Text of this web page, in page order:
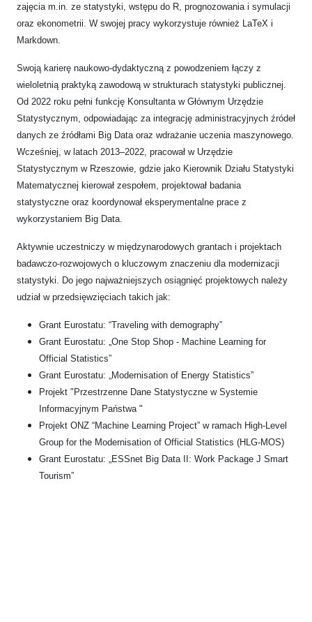
zajęcia m.in. ze statystyki, wstępu do R, prognozowania i symulacji
oraz ekonometrii. W swojej pracy wykorzystuje również LaTeX i
Markdown.
Swoją karierę naukowo-dydaktyczną z powodzeniem łączy z
wieloletnią praktyką zawodową w strukturach statystyki publicznej.
Od 2022 roku pełni funkcję Konsultanta w Głównym Urzędzie
Statystycznym, odpowiadając za integrację administracyjnych źródeł
danych ze źródłami Big Data oraz wdrażanie uczenia maszynowego.
Wcześniej, w latach 2013–2022, pracował w Urzędzie
Statystycznym w Rzeszowie, gdzie jako Kierownik Działu Statystyki
Matematycznej kierował zespołem, projektował badania
statystyczne oraz koordynował eksperymentalne prace z
wykorzystaniem Big Data.
Aktywnie uczestniczy w międzynarodowych grantach i projektach
badawczo-rozwojowych o kluczowym znaczeniu dla modernizacji
statystyki. Do jego najważniejszych osiągnięć projektowych należy
udział w przedsięwzięciach takich jak:
Grant Eurostatu: “Traveling with demography”
Grant Eurostatu: „One Stop Shop - Machine Learning for
Official Statistics”
Grant Eurostatu: „Modernisation of Energy Statistics”
Projekt "Przestrzenne Dane Statystyczne w Systemie
Informacyjnym Państwa "
Projekt ONZ “Machine Learning Project” w ramach High-Level
Group for the Modernisation of Official Statistics (HLG-MOS)
Grant Eurostatu: „ESSnet Big Data II: Work Package J Smart
Tourism”